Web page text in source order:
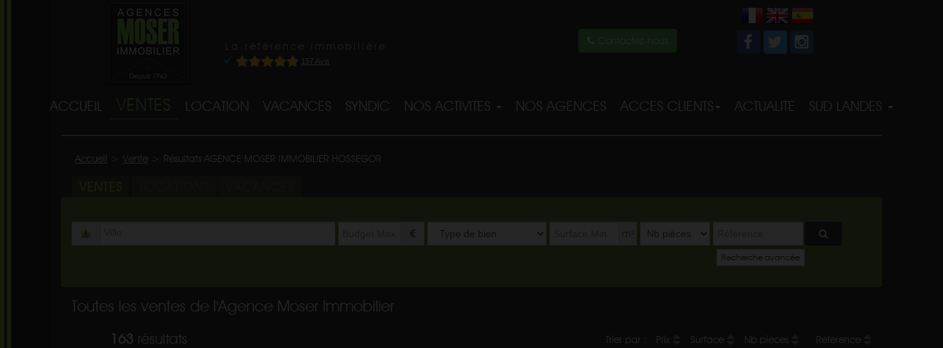
Contactez-nous
ACCUEIL LOCATION VACANCES SYNDIC NOS ACTIVITES NOS AGENCES ACCES CLIENTS ACTUALITE SUD LANDES
Accueil Vente Résultats AGENCE MOSER IMMOBILIER HOSSEGOR
Type
Recherche avancée
Toutes les ventes de l'Agence Moser Immobilier
163 résultats Trier par : Prix Surface Nb pièces
Référence